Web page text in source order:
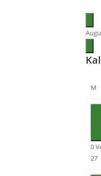
M
0
27